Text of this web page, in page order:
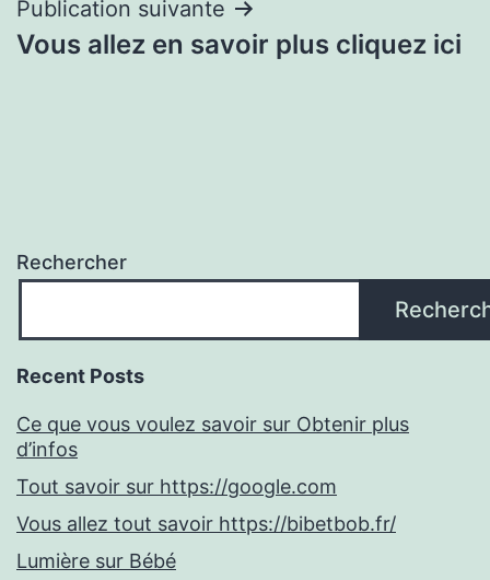
l’article
Publication suivante
Vous allez en savoir plus cliquez ici
Rechercher
Recent Posts
Ce que vous voulez savoir sur Obtenir plus
d’infos
Tout savoir sur https://google.com
Vous allez tout savoir https://bibetbob.fr/
Lumière sur Bébé